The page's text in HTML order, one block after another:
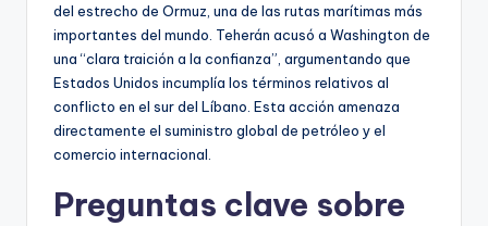
del estrecho de Ormuz, una de las rutas marítimas más
importantes del mundo. Teherán acusó a Washington de
una “clara traición a la confianza”, argumentando que
Estados Unidos incumplía los términos relativos al
conflicto en el sur del Líbano. Esta acción amenaza
directamente el suministro global de petróleo y el
comercio internacional.
Preguntas clave sobre